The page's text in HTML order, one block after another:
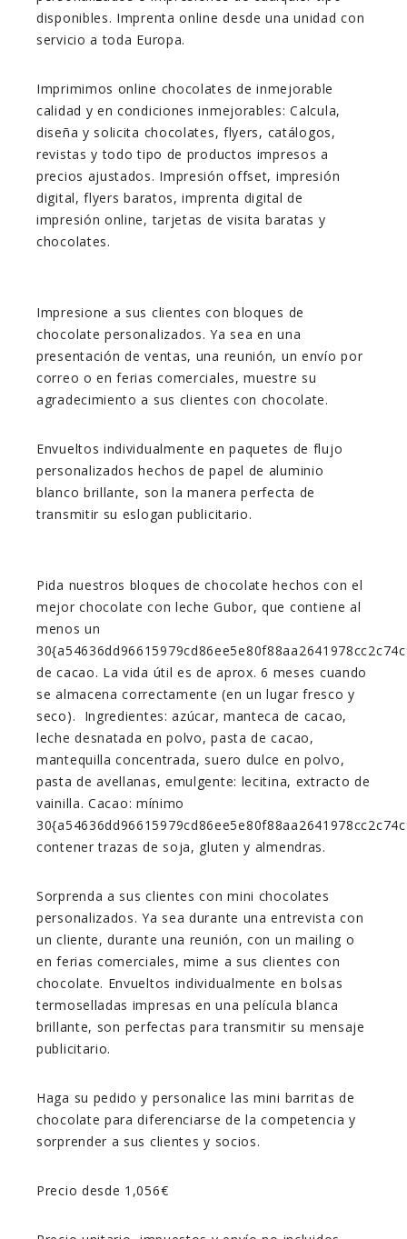
disponibles. Imprenta online desde una unidad con
servicio a toda Europa.
Imprimimos online chocolates de inmejorable
calidad y en condiciones inmejorables: Calcula,
diseña y solicita chocolates, flyers, catálogos,
revistas y todo tipo de productos impresos a
precios ajustados. Impresión offset, impresión
digital, flyers baratos, imprenta digital de
impresión online, tarjetas de visita baratas y
chocolates.
Impresione a sus clientes con bloques de
chocolate personalizados. Ya sea en una
presentación de ventas, una reunión, un envío por
correo o en ferias comerciales, muestre su
agradecimiento a sus clientes con chocolate.
Envueltos individualmente en paquetes de flujo
personalizados hechos de papel de aluminio
blanco brillante, son la manera perfecta de
transmitir su eslogan publicitario.
Pida nuestros bloques de chocolate hechos con el
mejor chocolate con leche Gubor, que contiene al
menos un
de cacao. La vida útil es de aprox. 6 meses cuando
se almacena correctamente (en un lugar fresco y
seco). Ingredientes: azúcar, manteca de cacao,
leche desnatada en polvo, pasta de cacao,
mantequilla concentrada, suero dulce en polvo,
pasta de avellanas, emulgente: lecitina, extracto de
vainilla. Cacao: mínimo
contener trazas de soja, gluten y almendras.
Sorprenda a sus clientes con mini chocolates
personalizados. Ya sea durante una entrevista con
un cliente, durante una reunión, con un mailing o
en ferias comerciales, mime a sus clientes con
chocolate. Envueltos individualmente en bolsas
termoselladas impresas en una película blanca
brillante, son perfectas para transmitir su mensaje
publicitario.
Haga su pedido y personalice las mini barritas de
chocolate para diferenciarse de la competencia y
sorprender a sus clientes y socios.
Precio desde 1,056€